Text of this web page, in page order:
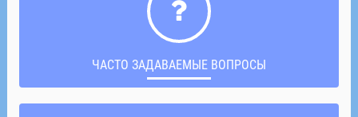
ЧАСТО ЗАДАВАЕМЫЕ ВОПРОСЫ